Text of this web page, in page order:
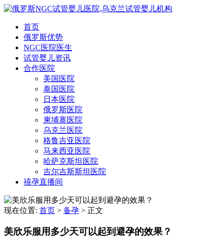
首页
俄罗斯优势
NGC医院医生
试管婴儿资讯
合作医院
美国医院
泰国医院
日本医院
俄罗斯医院
柬埔寨医院
乌克兰医院
格鲁吉亚医院
马来西亚医院
哈萨克斯坦医院
吉尔吉斯斯坦医院
禧孕直播间
现在位置: 首页 > 备孕 > 正文
美欣乐服用多少天可以起到避孕的效果？